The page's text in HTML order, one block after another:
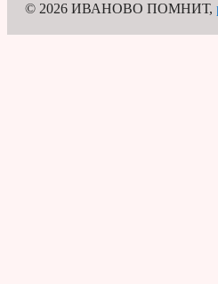
© 2026 ИВАНОВО ПОМНИТ,